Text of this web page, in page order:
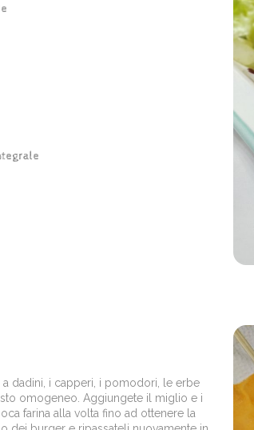
dadini, i capperi, i pomodori, le erbe
omogeneo. Aggiungete il miglio e i
farina alla volta fino ad ottenere la